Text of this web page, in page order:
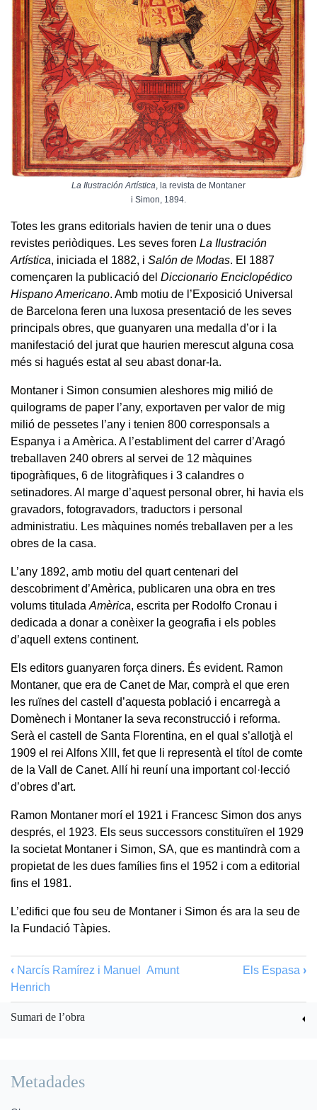
La Ilustración Artística, la revista de Montaner
i Simon, 1894.
Totes les grans editorials havien de tenir una o dues
revistes periòdiques. Les seves foren La Ilustración
Artística, iniciada el 1882, i Salón de Modas. El 1887
començaren la publicació del Diccionario Enciclopédico
Hispano Americano. Amb motiu de l’Exposició Universal
de Barcelona feren una luxosa presentació de les seves
principals obres, que guanyaren una medalla d’or i la
manifestació del jurat que haurien merescut alguna cosa
més si hagués estat al seu abast donar-la.
Montaner i Simon consumien aleshores mig milió de
quilograms de paper l’any, exportaven per valor de mig
milió de pessetes l’any i tenien 800 corresponsals a
Espanya i a Amèrica. A l’establiment del carrer d’Aragó
treballaven 240 obrers al servei de 12 màquines
tipogràfiques, 6 de litogràfiques i 3 calandres o
setinadores. Al marge d’aquest personal obrer, hi havia els
gravadors, fotogravadors, traductors i personal
administratiu. Les màquines només treballaven per a les
obres de la casa.
L’any 1892, amb motiu del quart centenari del
descobriment d’Amèrica, publicaren una obra en tres
volums titulada Amèrica, escrita per Rodolfo Cronau i
dedicada a donar a conèixer la geografia i els pobles
d’aquell extens continent.
Els editors guanyaren força diners. És evident. Ramon
Montaner, que era de Canet de Mar, comprà el que eren
les ruïnes del castell d’aquesta població i encarregà a
Domènech i Montaner la seva reconstrucció i reforma.
Serà el castell de Santa Florentina, en el qual s’allotjà el
1909 el rei Alfons XIII, fet que li representà el títol de comte
de la Vall de Canet. Allí hi reuní una important col·lecció
d’obres d’art.
Ramon Montaner morí el 1921 i Francesc Simon dos anys
després, el 1923. Els seus successors constituïren el 1929
la societat Montaner i Simon, SA, que es mantindrà com a
propietat de les dues famílies fins el 1952 i com a editorial
fins el 1981.
L’edifici que fou seu de Montaner i Simon és ara la seu de
la Fundació Tàpies.
‹ Narcís Ramírez i Manuel
Henrich
Amunt Els Espasa ›
Sumari de l’obra
Metadades